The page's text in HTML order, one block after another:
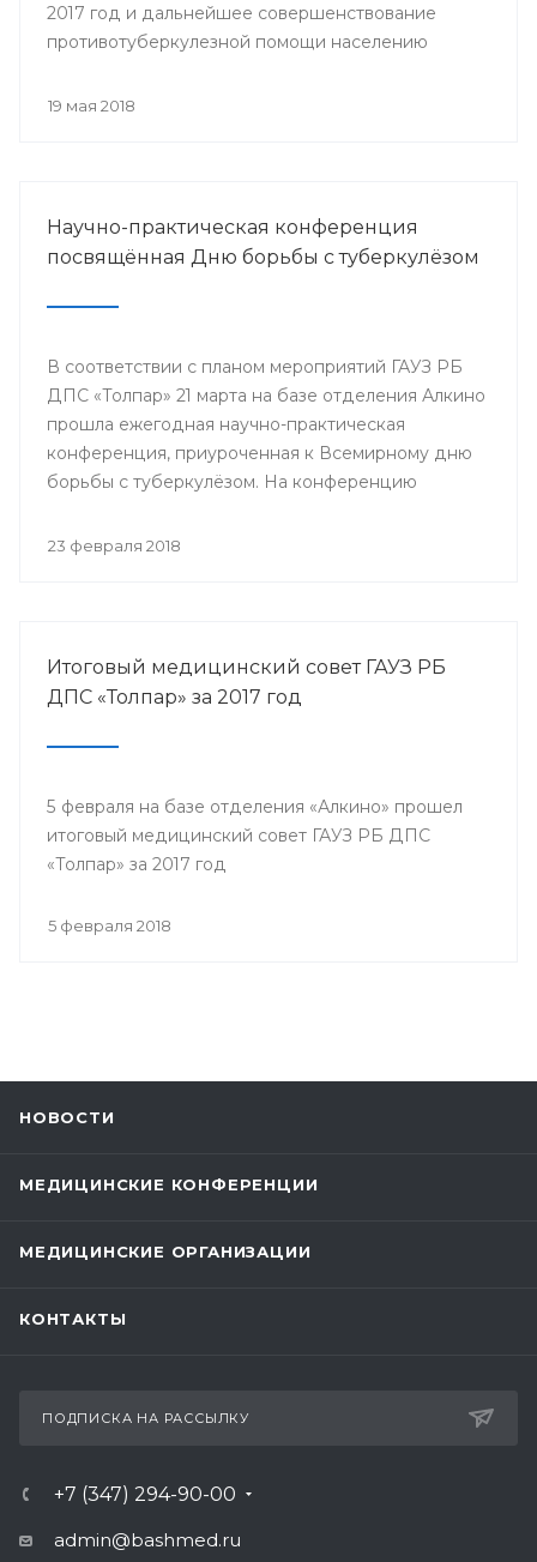
2017 год и дальнейшее совершенствование
противотуберкулезной помощи населению
19 мая 2018
Научно-практическая конференция
посвящённая Дню борьбы с туберкулёзом
В соответствии с планом мероприятий ГАУЗ РБ
ДПС «Толпар» 21 марта на базе отделения Алкино
прошла ежегодная научно-практическая
конференция, приуроченная к Всемирному дню
борьбы с туберкулёзом. На конференцию
санатория, а так же почётные гости.
23 февраля 2018
Итоговый медицинский совет ГАУЗ РБ
ДПС «Толпар» за 2017 год
5 февраля на базе отделения «Алкино» прошел
итоговый медицинский совет ГАУЗ РБ ДПС
«Толпар» за 2017 год
5 февраля 2018
НОВОСТИ
МЕДИЦИНСКИЕ КОНФЕРЕНЦИИ
МЕДИЦИНСКИЕ ОРГАНИЗАЦИИ
КОНТАКТЫ
ПОДПИСКА НА РАССЫЛКУ
+7 (347) 294-90-00
admin@bashmed.ru